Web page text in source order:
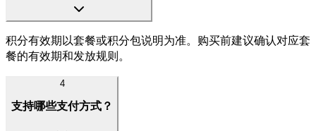
积分有效期以套餐或积分包说明为准。购买前建议确认对应套
餐的有效期和发放规则。
4
支持哪些支付方式？